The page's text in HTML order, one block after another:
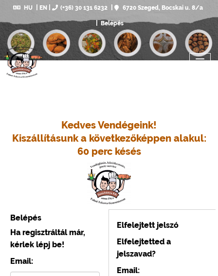
HU EN (+36) 30 131 6232 6720 Szeged, Bocskai u. 8/a
Belépés
Kedves Vendégeink!
Kiszállításunk a következőképpen alakul:
60 perc késés
Belépés
Ha regisztráltál már,
kérlek lépj be!
Email:
Elfelejtett jelszó
Elfelejtetted a
jelszavad?
Email: